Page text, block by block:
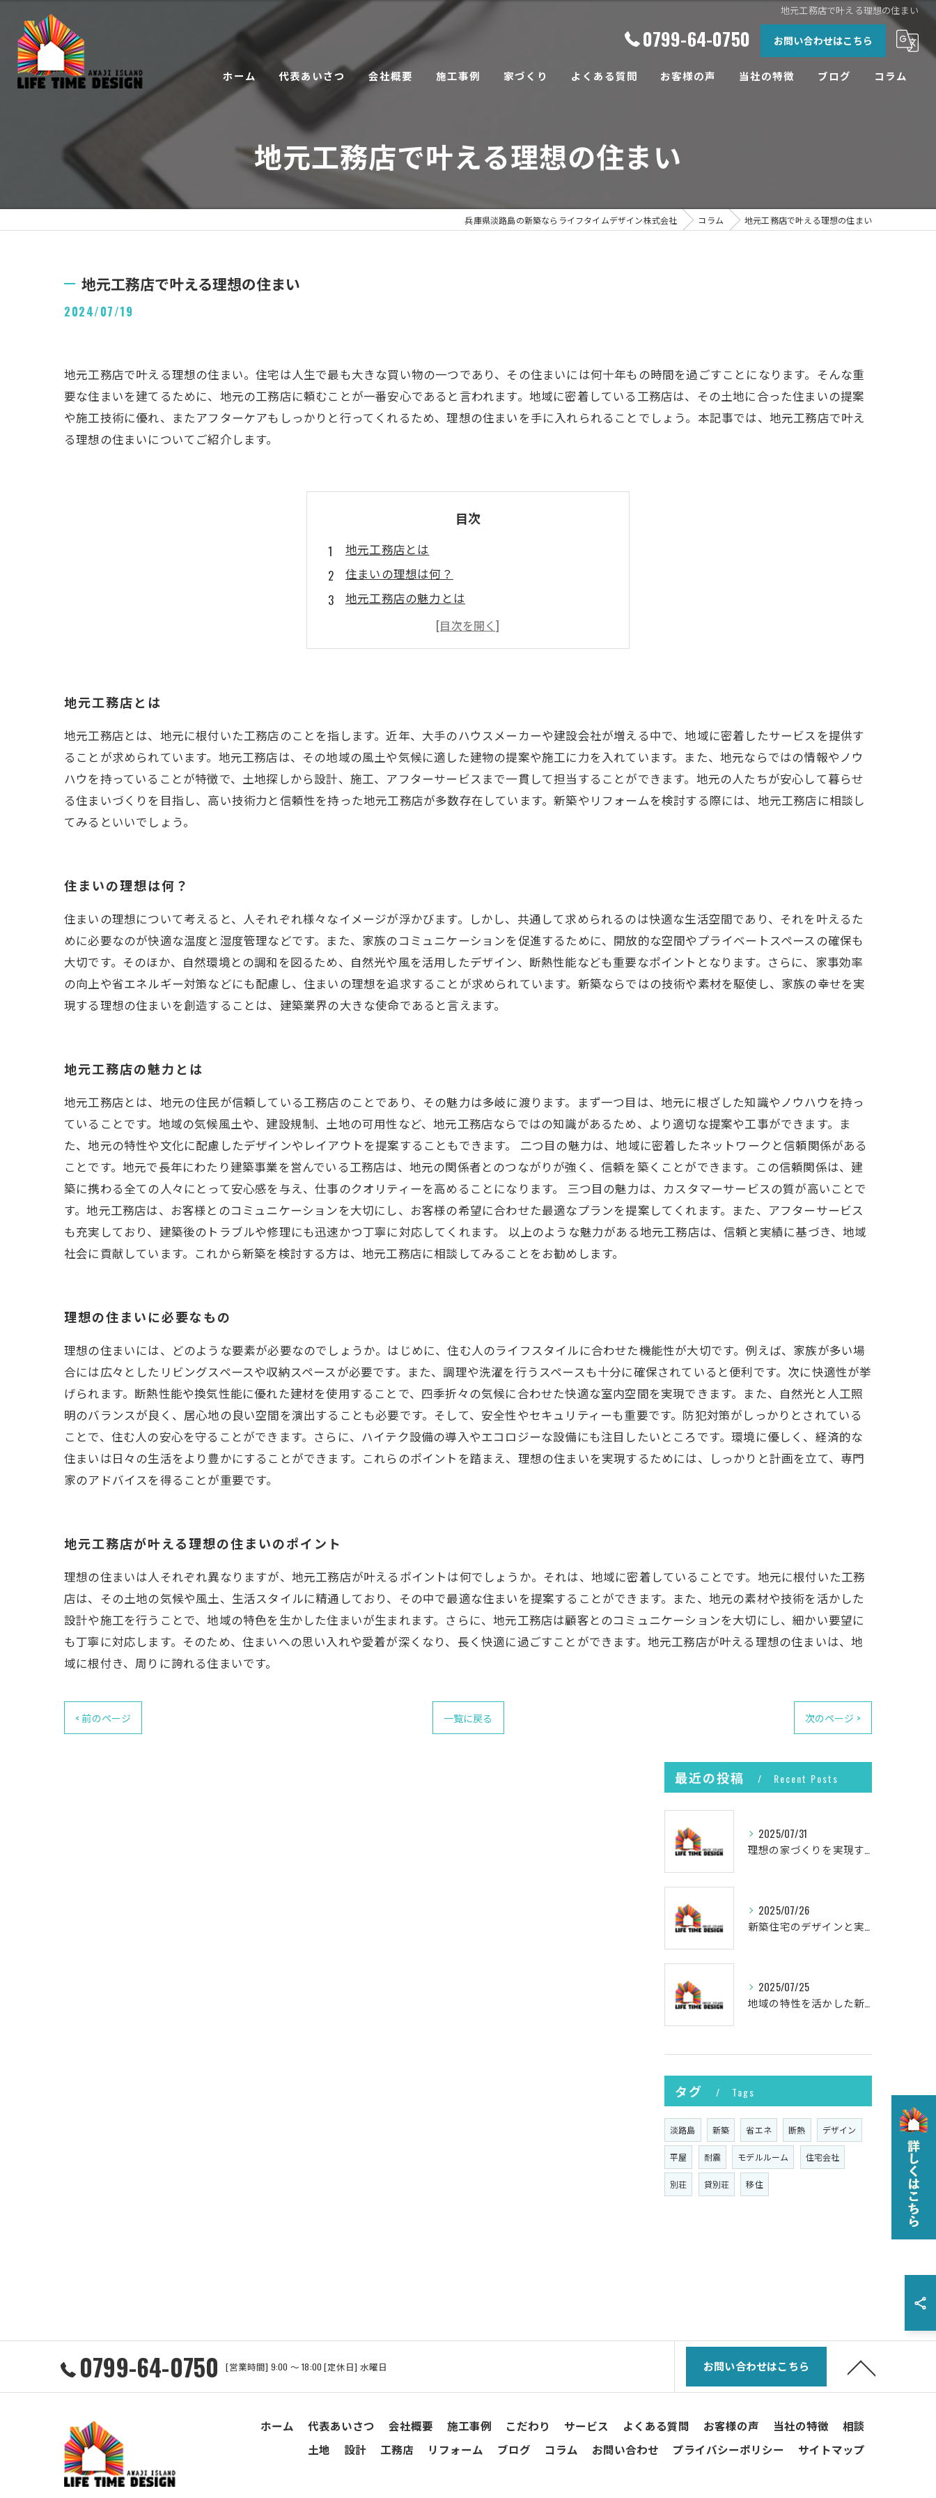
地元工務店で叶える理想の住まい
0799-64-0750 お問い合わせはこちら
ホーム 代表あいさつ 会社概要 施工事例 家づくり
サービス
よくある質問 お客様の声 当社の特徴
工務店
ブログ コラム
地元工務店で叶える理想の住まい
兵庫県淡路島の新築ならライフタイムデザイン株式会社 コラム 地元工務店で叶える理想の住まい
地元工務店で叶える理想の住まい
2024/07/19
地元工務店で叶える理想の住まい。住宅は人生で最も大きな買い物の一つであり、その住まいには何十年もの時間を過ごすことになります。そんな重
要な住まいを建てるために、地元の工務店に頼むことが一番安心であると言われます。地域に密着している工務店は、その土地に合った住まいの提案
や施工技術に優れ、またアフターケアもしっかりと行ってくれるため、理想の住まいを手に入れられることでしょう。本記事では、地元工務店で叶え
る理想の住まいについてご紹介します。
目次
地元工務店とは
住まいの理想は何？
地元工務店の魅力とは
理想の住まいに必要なもの
地元工務店が叶える理想の住まいのポイント
地元工務店とは
地元工務店とは、地元に根付いた工務店のことを指します。近年、大手のハウスメーカーや建設会社が増える中で、地域に密着したサービスを提供す
ることが求められています。地元工務店は、その地域の風土や気候に適した建物の提案や施工に力を入れています。また、地元ならではの情報やノウ
ハウを持っていることが特徴で、土地探しから設計、施工、アフターサービスまで一貫して担当することができます。地元の人たちが安心して暮らせ
る住まいづくりを目指し、高い技術力と信頼性を持った地元工務店が多数存在しています。新築やリフォームを検討する際には、地元工務店に相談し
てみるといいでしょう。
住まいの理想は何？
住まいの理想について考えると、人それぞれ様々なイメージが浮かびます。しかし、共通して求められるのは快適な生活空間であり、それを叶えるた
めに必要なのが快適な温度と湿度管理などです。また、家族のコミュニケーションを促進するために、開放的な空間やプライベートスペースの確保も
大切です。そのほか、自然環境との調和を図るため、自然光や風を活用したデザイン、断熱性能なども重要なポイントとなります。さらに、家事効率
の向上や省エネルギー対策などにも配慮し、住まいの理想を追求することが求められています。新築ならではの技術や素材を駆使し、家族の幸せを実
現する理想の住まいを創造することは、建築業界の大きな使命であると言えます。
地元工務店の魅力とは
地元工務店とは、地元の住民が信頼している工務店のことであり、その魅力は多岐に渡ります。まず一つ目は、地元に根ざした知識やノウハウを持っ
ていることです。地域の気候風土や、建設規制、土地の可用性など、地元工務店ならではの知識があるため、より適切な提案や工事ができます。ま
た、地元の特性や文化に配慮したデザインやレイアウトを提案することもできます。 二つ目の魅力は、地域に密着したネットワークと信頼関係がある
ことです。地元で長年にわたり建築事業を営んでいる工務店は、地元の関係者とのつながりが強く、信頼を築くことができます。この信頼関係は、建
築に携わる全ての人々にとって安心感を与え、仕事のクオリティーを高めることになります。 三つ目の魅力は、カスタマーサービスの質が高いことで
す。地元工務店は、お客様とのコミュニケーションを大切にし、お客様の希望に合わせた最適なプランを提案してくれます。また、アフターサービス
も充実しており、建築後のトラブルや修理にも迅速かつ丁寧に対応してくれます。 以上のような魅力がある地元工務店は、信頼と実績に基づき、地域
社会に貢献しています。これから新築を検討する方は、地元工務店に相談してみることをお勧めします。
理想の住まいに必要なもの
理想の住まいには、どのような要素が必要なのでしょうか。はじめに、住む人のライフスタイルに合わせた機能性が大切です。例えば、家族が多い場
合には広々としたリビングスペースや収納スペースが必要です。また、調理や洗濯を行うスペースも十分に確保されていると便利です。次に快適性が挙
げられます。断熱性能や換気性能に優れた建材を使用することで、四季折々の気候に合わせた快適な室内空間を実現できます。また、自然光と人工照
明のバランスが良く、居心地の良い空間を演出することも必要です。そして、安全性やセキュリティーも重要です。防犯対策がしっかりとされている
ことで、住む人の安心を守ることができます。さらに、ハイテク設備の導入やエコロジーな設備にも注目したいところです。環境に優しく、経済的な
住まいは日々の生活をより豊かにすることができます。これらのポイントを踏まえ、理想の住まいを実現するためには、しっかりと計画を立て、専門
家のアドバイスを得ることが重要です。
地元工務店が叶える理想の住まいのポイント
理想の住まいは人それぞれ異なりますが、地元工務店が叶えるポイントは何でしょうか。それは、地域に密着していることです。地元に根付いた工務
店は、その土地の気候や風土、生活スタイルに精通しており、その中で最適な住まいを提案することができます。また、地元の素材や技術を活かした
設計や施工を行うことで、地域の特色を生かした住まいが生まれます。さらに、地元工務店は顧客とのコミュニケーションを大切にし、細かい要望に
も丁寧に対応します。そのため、住まいへの思い入れや愛着が深くなり、長く快適に過ごすことができます。地元工務店が叶える理想の住まいは、地
域に根付き、周りに誇れる住まいです。
< 前のページ 一覧に戻る 次のページ >
最近の投稿 Recent Posts
2025/07/31
理想の家づくりを実現するプロセス
2025/07/26
新築住宅のデザインと実現
2025/07/25
地域の特性を活かした新築の土地選び
タグ Tags
淡路島 新築 省エネ 断熱 デザイン
平屋 耐震 モデルルーム 住宅会社
別荘 貸別荘 移住
0799-64-0750 [営業時間] 9:00 ～ 18:00 [定休日] 水曜日 お問い合わせはこちら
ホーム 代表あいさつ 会社概要 施工事例 こだわり サービス よくある質問 お客様の声 当社の特徴
相談
土地
設計 工務店 リフォーム ブログ コラム お問い合わせ プライバシーポリシー サイトマップ